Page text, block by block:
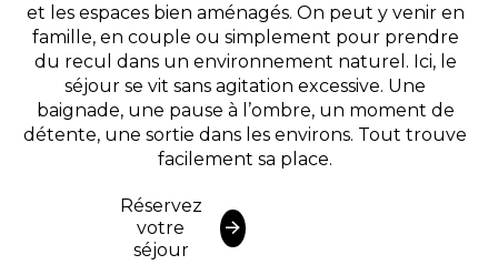
et les espaces bien aménagés. On peut y venir en
famille, en couple ou simplement pour prendre
du recul dans un environnement naturel. Ici, le
séjour se vit sans agitation excessive. Une
baignade, une pause à l’ombre, un moment de
détente, une sortie dans les environs. Tout trouve
facilement sa place.
Réservez
votre
séjour